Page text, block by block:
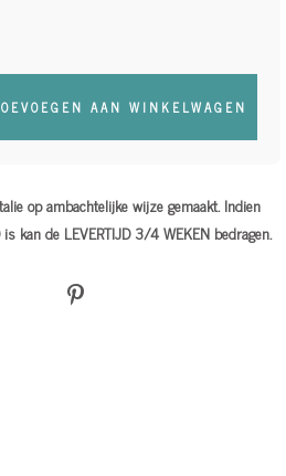
AAN WINKELWAGEN
op ambachtelijke wijze gemaakt. Indien
kan de LEVERTIJD 3/4 WEKEN bedragen.